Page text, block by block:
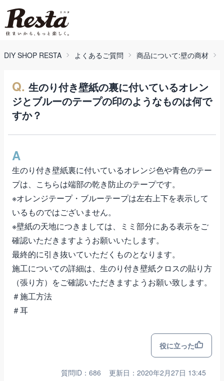
DIY SHOP RESTA よくあるご質問 商品について:壁の商材
Q. 生のり付き壁紙の裏に付いているオレン
ジとブルーのテープの印のようなものは何で
すか？
A
生のり付き壁紙裏に付いているオレンジ色や青色のテー
プは、こちらは端部の乾き防止のテープです。
※オレンジテープ・ブルーテープは左右上下を表示して
いるものではございません。
※壁紙の天地につきましては、ミミ部分にある表示をご
確認いただきますようお願いいたします。
最終的に引き抜いていただくものとなります。
施工についての詳細は、 生のり付き壁紙クロスの貼り方
（張り方） をご確認いただきますようお願い致します。
＃施工方法
＃耳
役に立った
質問ID：686
更新日：2020年2月27日 13:45